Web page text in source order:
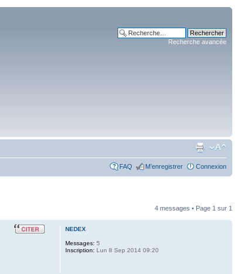
Recherche avancée
FAQ M’enregistrer Connexion
4 messages • Page 1 sur 1
NEDEX
Messages: 5
Inscription: Lun 8 Sep 2014 09:20